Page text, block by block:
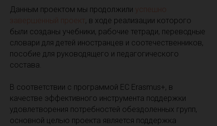
Данным проектом мы продолжили успешно
завершенный проект , в ходе реализации которого
были созданы учебники, рабочие тетради, переводные
словари для детей иностранцев и соотечественников,
пособие для руководящего и педагогического
состава.
В соответствии с программой ЕС Erasmus+, в
качестве эффективного инструмента поддержки
удовлетворения потребностей обездоленных групп,
основной целью проекта является поддержка